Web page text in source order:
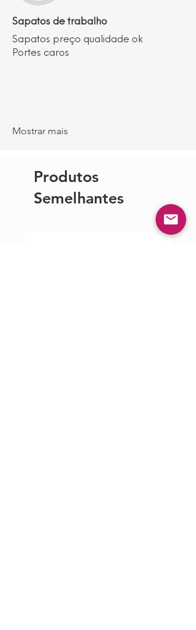
Sapatos de trabalho
Sapatos preço qualidade ok
Portes caros
Mostrar mais
Produtos
Semelhantes